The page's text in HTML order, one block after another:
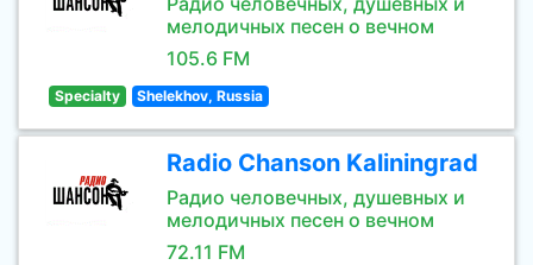
мелодичных песен о вечном
105.6 FM
Specialty Shelekhov, Russia
Radio Chanson Kaliningrad
Радио человечных, душевных и
мелодичных песен о вечном
72.11 FM